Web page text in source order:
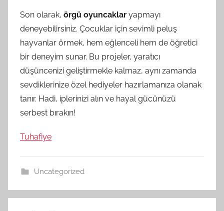
Son olarak, örgü oyuncaklar yapmayı
deneyebilirsiniz. Çocuklar için sevimli peluş
hayvanlar örmek, hem eğlenceli hem de öğretici
bir deneyim sunar. Bu projeler, yaratıcı
düşüncenizi geliştirmekle kalmaz, aynı zamanda
sevdiklerinize özel hediyeler hazırlamanıza olanak
tanır. Hadi, iplerinizi alın ve hayal gücünüzü
serbest bırakın!
Tuhafiye
Uncategorized